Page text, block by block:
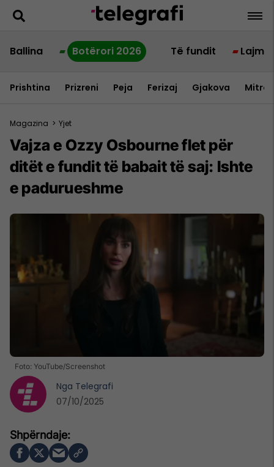
Ballina Botërori 2026 Të fundit Lajme
Prishtina Prizreni Peja Ferizaj Gjakova
Magazina > Yjet
Vajza e Ozzy Osbourne flet për
ditët e fundit të babait të saj: Ishte
e padurueshme
Foto: YouTube/Screenshot
Nga Telegrafi
07/10/2025